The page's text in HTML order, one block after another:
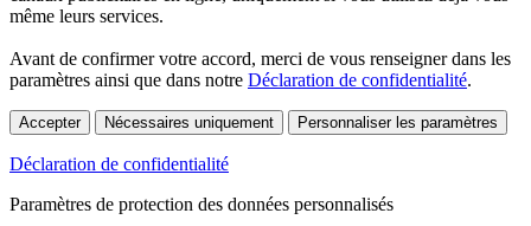
même leurs services.
Avant de confirmer votre accord, merci de vous renseigner dans les
paramètres ainsi que dans notre Déclaration de confidentialité.
Accepter Nécessaires uniquement Personnaliser les paramètres
Déclaration de confidentialité
Paramètres de protection des données personnalisés